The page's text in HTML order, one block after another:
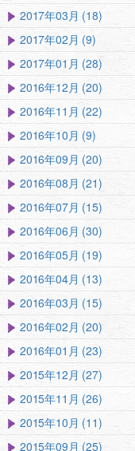
2017年03月 (18)
2017年02月 (9)
2017年01月 (28)
2016年12月 (20)
2016年11月 (22)
2016年10月 (9)
2016年09月 (20)
2016年08月 (21)
2016年07月 (15)
2016年06月 (30)
2016年05月 (19)
2016年04月 (13)
2016年03月 (15)
2016年02月 (20)
2016年01月 (23)
2015年12月 (27)
2015年11月 (26)
2015年10月 (11)
2015年09月 (25)